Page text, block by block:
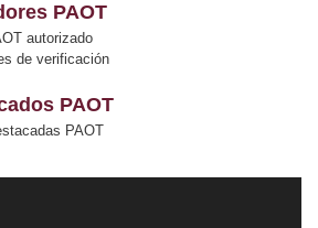
PAOT
autorizado
de verificación
PAOT
PAOT